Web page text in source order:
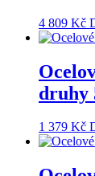
4 809 Kč
druhy
1 379 Kč